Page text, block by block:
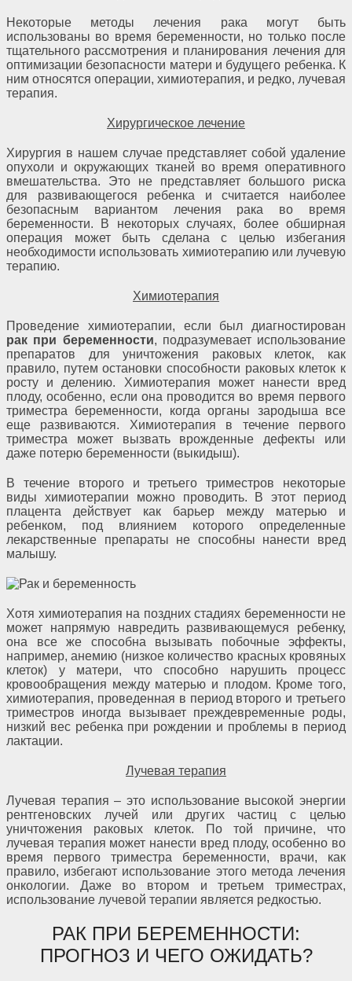
Некоторые методы лечения рака могут быть
использованы во время беременности, но только после
тщательного рассмотрения и планирования лечения для
оптимизации безопасности матери и будущего ребенка. К
ним относятся операции, химиотерапия, и редко, лучевая
терапия.
Хирургическое лечение
Хирургия в нашем случае представляет собой удаление
опухоли и окружающих тканей во время оперативного
вмешательства. Это не представляет большого риска
для развивающегося ребенка и считается наиболее
безопасным вариантом лечения рака во время
беременности. В некоторых случаях, более обширная
операция может быть сделана с целью избегания
необходимости использовать химиотерапию или лучевую
терапию.
Химиотерапия
Проведение химиотерапии, если был диагностирован
рак при беременности, подразумевает использование
препаратов для уничтожения раковых клеток, как
правило, путем остановки способности раковых клеток к
росту и делению. Химиотерапия может нанести вред
плоду, особенно, если она проводится во время первого
триместра беременности, когда органы зародыша все
еще развиваются. Химиотерапия в течение первого
триместра может вызвать врожденные дефекты или
даже потерю беременности (выкидыш).
В течение второго и третьего триместров некоторые
виды химиотерапии можно проводить. В этот период
плацента действует как барьер между матерью и
ребенком, под влиянием которого определенные
лекарственные препараты не способны нанести вред
малышу.
Хотя химиотерапия на поздних стадиях беременности не
может напрямую навредить развивающемуся ребенку,
она все же способна вызывать побочные эффекты,
например, анемию (низкое количество красных кровяных
клеток) у матери, что способно нарушить процесс
кровообращения между матерью и плодом. Кроме того,
химиотерапия, проведенная в период второго и третьего
триместров иногда вызывает преждевременные роды,
низкий вес ребенка при рождении и проблемы в период
лактации.
Лучевая терапия
Лучевая терапия – это использование высокой энергии
рентгеновских лучей или других частиц с целью
уничтожения раковых клеток. По той причине, что
лучевая терапия может нанести вред плоду, особенно во
время первого триместра беременности, врачи, как
правило, избегают использование этого метода лечения
онкологии. Даже во втором и третьем триместрах,
использование лучевой терапии является редкостью.
РАК ПРИ БЕРЕМЕННОСТИ:
ПРОГНОЗ И ЧЕГО ОЖИДАТЬ?